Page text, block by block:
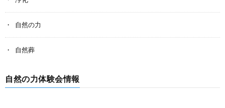
自然の力
自然葬
自然の力体験会情報